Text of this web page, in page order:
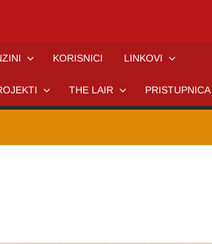
KORISNICI LINKOVI
THE LAIR PRISTUPNICA